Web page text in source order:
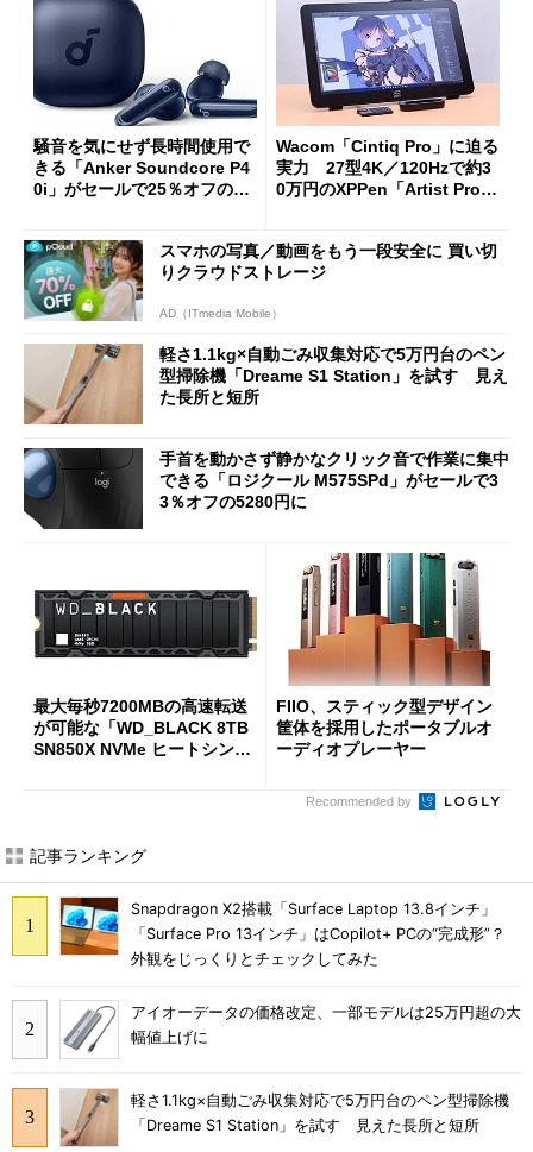
騒音を気にせず長時間使用で
きる「Anker Soundcore P4
0i」がセールで25％オフの59
Wacom「Cintiq Pro」に迫る
実力 27型4K／120Hzで約3
0万円のXPPen「Artist Pro 2
スマホの写真／動画をもう一段安全に 買い切
りクラウドストレージ
AD（ITmedia Mobile）
軽さ1.1kg×自動ごみ収集対応で5万円台のペン
型掃除機「Dreame S1 Station」を試す 見え
た長所と短所
手首を動かさず静かなクリック音で作業に集中
できる「ロジクール M575SPd」がセールで3
3％オフの5280円に
最大毎秒7200MBの高速転送
が可能な「WD_BLACK 8TB
SN850X NVMe ヒートシンク
FIIO、スティック型デザイン
筐体を採用したポータブルオ
ーディオプレーヤー
Recommended by
記事ランキング
Snapdragon X2搭載「Surface Laptop 13.8インチ」
「Surface Pro 13インチ」はCopilot+ PCの“完成形”？
外観をじっくりとチェックしてみた
アイオーデータの価格改定、一部モデルは25万円超の大
幅値上げに
軽さ1.1kg×自動ごみ収集対応で5万円台のペン型掃除機
「Dreame S1 Station」を試す 見えた長所と短所